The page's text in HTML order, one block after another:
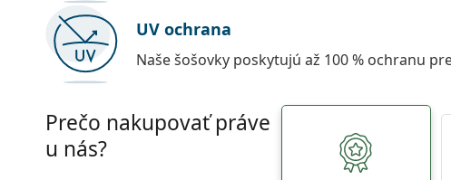
UV ochrana
Naše šošovky poskytujú až 100 % ochranu
Prečo nakupovať práve
u nás?